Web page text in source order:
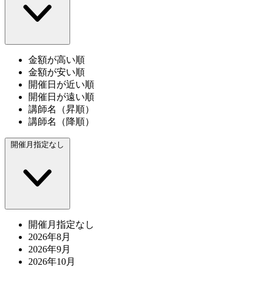
金額が高い順
金額が安い順
開催日が近い順
開催日が遠い順
講師名（昇順）
講師名（降順）
開催月指定なし
開催月指定なし
2026年8月
2026年9月
2026年10月